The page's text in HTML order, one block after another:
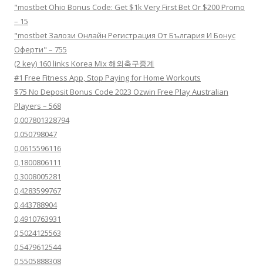
"mostbet Ohio Bonus Code: Get $1k Very First Bet Or $200 Promo
– 15
"mostbet Залози Онлайн Регистрация От България И Бонус
Оферти" – 755
(2 key) 160 links Korea Mix 해외축구중계
#1 Free Fitness App, Stop Paying for Home Workouts
$75 No Deposit Bonus Code 2023 Ozwin Free Play Australian
Players – 568
0,007801328794
0,050798047
0,0615596116
0,1800806111
0,3008005281
0,4283599767
0,443788904
0,4910763931
0,5024125563
0,5479612544
0,5505888308